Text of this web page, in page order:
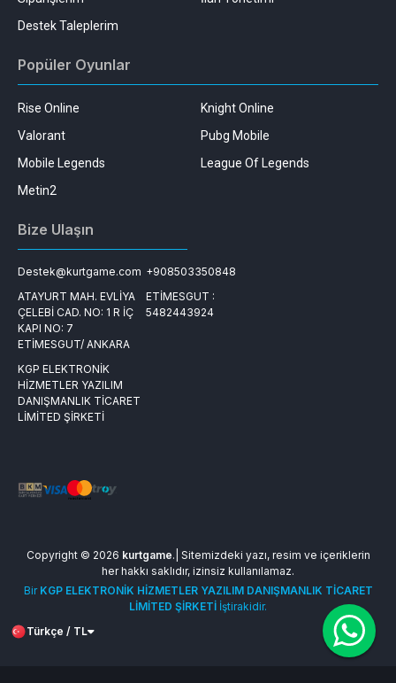
Destek Taleplerim
Popüler Oyunlar
Rise Online
Knight Online
Valorant
Pubg Mobile
Mobile Legends
League Of Legends
Metin2
Bize Ulaşın
Destek@kurtgame.com +908503350848
ATAYURT MAH. EVLİYA
ÇELEBİ CAD. NO: 1 R İÇ
KAPI NO: 7
ETİMESGUT/ ANKARA
ETİMESGUT :
5482443924
KGP ELEKTRONİK
HİZMETLER YAZILIM
DANIŞMANLIK TİCARET
LİMİTED ŞİRKETİ
Copyright © 2026 kurtgame.| Sitemizdeki yazı, resim ve içeriklerin
her hakkı saklıdır, izinsiz kullanılamaz.
Bir KGP ELEKTRONİK HİZMETLER YAZILIM DANIŞMANLIK TİCARET
LİMİTED ŞİRKETİ İştirakidir.
Türkçe / TL